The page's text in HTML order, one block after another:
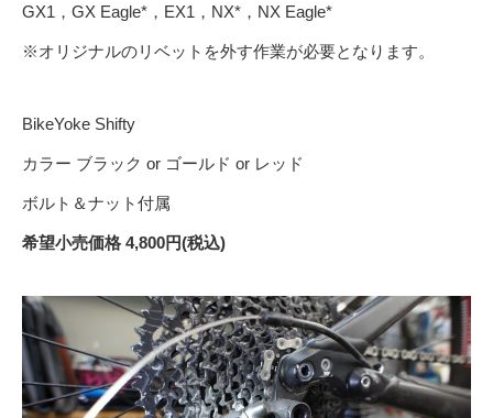
GX1，GX Eagle*，EX1，NX*，NX Eagle*
※オリジナルのリベットを外す作業が必要となります。
BikeYoke Shifty
カラー ブラック or ゴールド or レッド
ボルト＆ナット付属
希望小売価格 4,800円(税込)